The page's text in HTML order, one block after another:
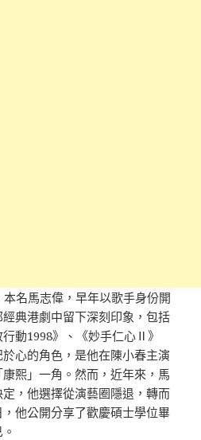
名馬志偉，早年以歌手身份開
典港劇中留下深刻印象，包括
動1998》、《妙手仁心Ⅱ》
心的角色，是他在陳小春主演
熙」一角。然而，近年來，馬
，他選擇從演藝圈隱退，轉而
他公開分享了歡慶碩士學位畢